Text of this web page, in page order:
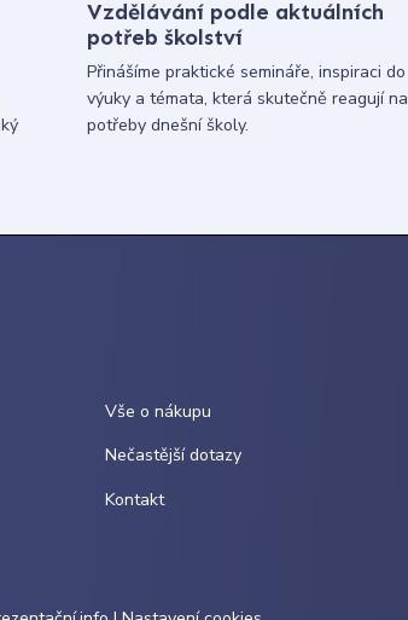
Vzdělávání podle aktuálních
potřeb školství
Přinášíme praktické semináře, inspiraci do
výuky a témata, která skutečně reagují na
potřeby dnešní školy.
Vše o nákupu
Nečastější dotazy
Kontakt